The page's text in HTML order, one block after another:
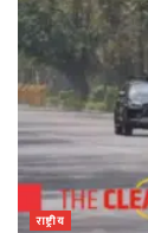
राष्ट्रीय